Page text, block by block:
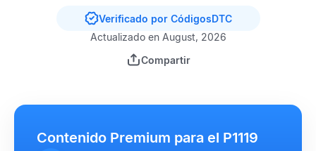
Verificado por CódigosDTC
Actualizado en August, 2026
Compartir
Contenido Premium para el P1119